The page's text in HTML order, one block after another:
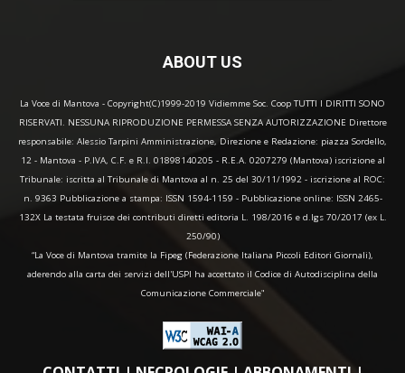
ABOUT US
La Voce di Mantova - Copyright(C)1999-2019 Vidiemme Soc. Coop TUTTI I DIRITTI SONO
RISERVATI. NESSUNA RIPRODUZIONE PERMESSA SENZA AUTORIZZAZIONE Direttore
responsabile: Alessio Tarpini Amministrazione, Direzione e Redazione: piazza Sordello,
12 - Mantova - P.IVA, C.F. e R.I. 01898140205 - R.E.A. 0207279 (Mantova) iscrizione al
Tribunale: iscritta al Tribunale di Mantova al n. 25 del 30/11/1992 - iscrizione al ROC:
n. 9363 Pubblicazione a stampa: ISSN 1594-1159 - Pubblicazione online: ISSN 2465-
132X La testata fruisce dei contributi diretti editoria L. 198/2016 e d.lgs 70/2017 (ex L.
250/90)
“La Voce di Mantova tramite la Fipeg (Federazione Italiana Piccoli Editori Giornali),
aderendo alla carta dei servizi dell'USPI ha accettato il Codice di Autodisciplina della
Comunicazione Commerciale"